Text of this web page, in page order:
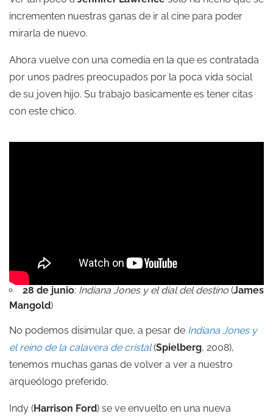
incrementen nuestras ganas de ir al cine para poder
mirarla de nuevo.
Ahora vuelve con una comedia en la que es contratada
por unos padres preocupados por la poca vida social
de su joven hijo. Su trabajo basicamente es tener citas
con este chico.
28 de junio: Indiana Jones y el dial del destino (James
Mangold)
No podemos disimular que, a pesar de Indiana Jones y
el reino de la calavera de cristal (Spielberg, 2008),
tenemos muchas ganas de volver a ver a nuestro
arqueólogo preferido.
Indy (Harrison Ford) se ve envuelto en una nueva